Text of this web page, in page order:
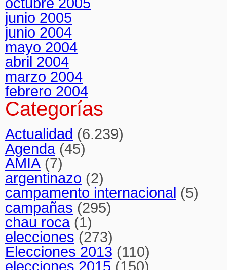
junio 2005
junio 2004
mayo 2004
abril 2004
marzo 2004
febrero 2004
Categorías
Actualidad (6.239)
Agenda(45)
AMIA (7)
argentinazo (2)
campamento internacional (5)
campañas (295)
chau roca(1)
elecciones (273)
Elecciones 2013 (110)
elecciones 2015 (150)